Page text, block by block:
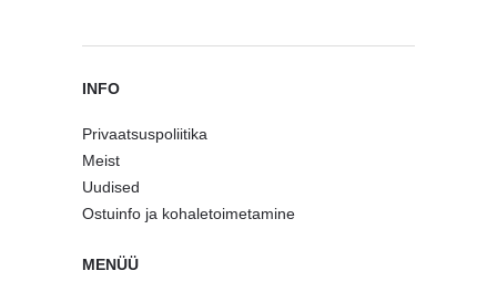
INFO
Privaatsuspoliitika
Meist
Uudised
Ostuinfo ja kohaletoimetamine
MENÜÜ